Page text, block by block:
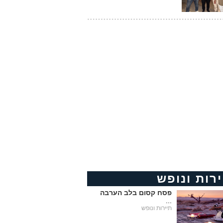
ונופש
פסח קסום בלב הערבה
תיירות ונופש